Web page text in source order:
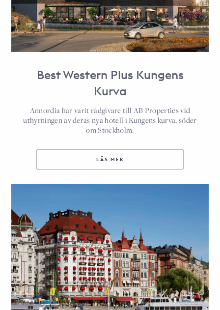
Best Western Plus Kungens
Kurva
Annordia har varit rådgivare till AB Properties vid
uthyrningen av deras nya hotell i Kungens kurva, söder
om Stockholm.
LÄS MER